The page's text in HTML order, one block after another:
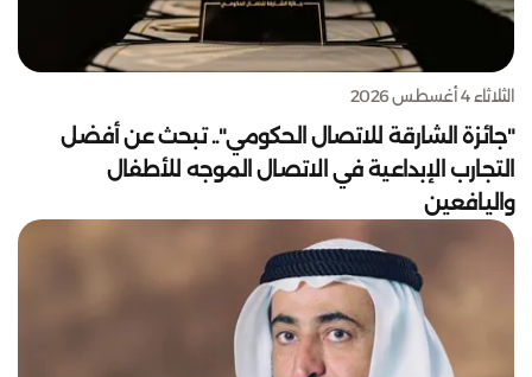
الثلاثاء 4 أغسطس 2026
"جائزة الشارقة للاتصال الحكومي".. تبحث عن أفضل
التجارب الإبداعية في الاتصال الموجه للأطفال
واليافعين